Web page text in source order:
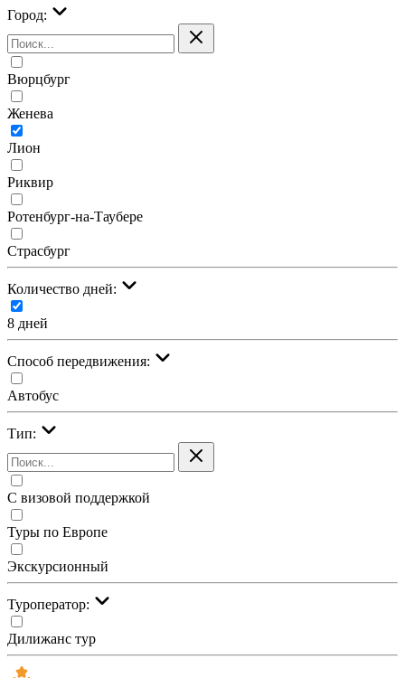
Город:
Вюрцбург
Женева
Лион
Риквир
Ротенбург-на-Таубере
Страсбург
Количество дней:
8 дней
Cпособ передвижения:
Автобус
Тип:
С визовой поддержкой
Туры по Европе
Экскурсионный
Туроператор:
Дилижанс тур